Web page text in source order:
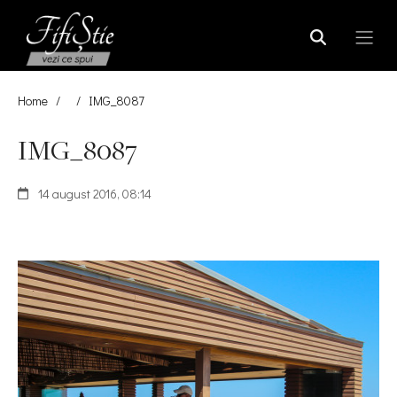
Home / / IMG_8087
IMG_8087
14 august 2016, 08:14